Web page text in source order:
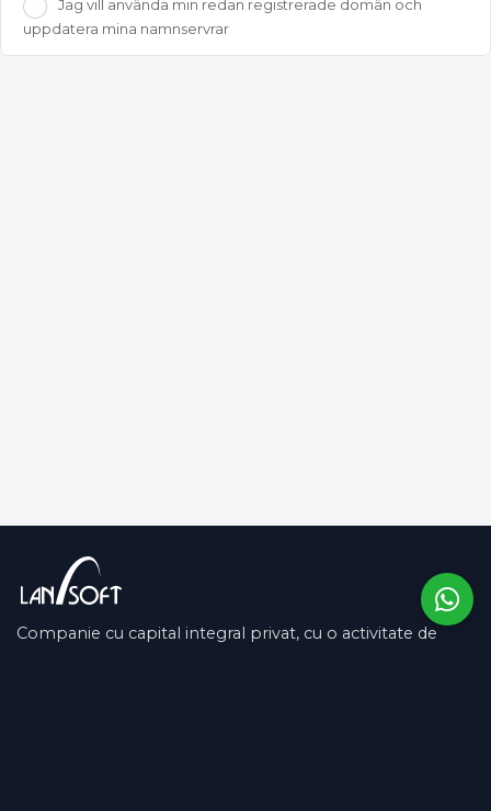
Jag vill använda min redan registrerade domän och
uppdatera mina namnservrar
Companie cu capital integral privat, cu o activitate de